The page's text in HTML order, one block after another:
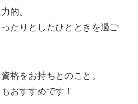
的。
たりとしたひとときを過ご
格をお持ちとのこと。
おすすめです！